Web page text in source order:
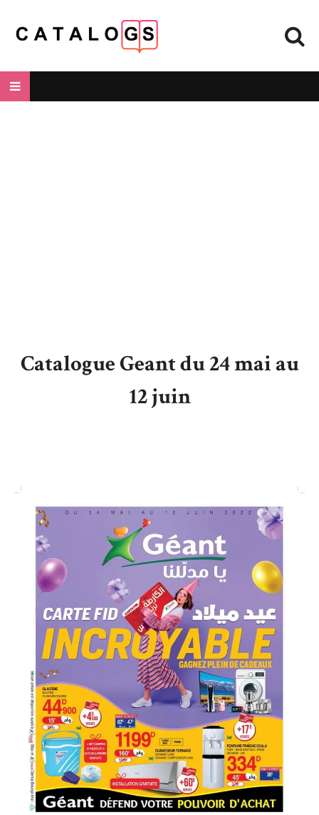
Catalogue Geant du 24 mai au
12 juin